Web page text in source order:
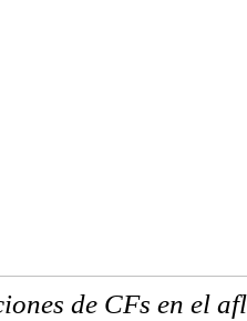
de CFs en el